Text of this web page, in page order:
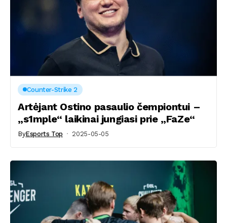
Counter-Strike 2
Artėjant Ostino pasaulio čempiontui –
„s1mple“ laikinai jungiasi prie „FaZe“
ByEsports Top 2025-05-05